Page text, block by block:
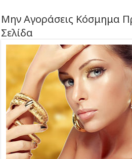
Μην Αγοράσεις Κόσμημα
Σελίδα